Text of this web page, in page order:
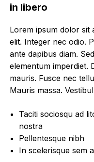
in libero
Lorem ipsum dolor sit
elit. Integer nec odio.
ante dapibus diam.
elementum imperdiet.
mauris. Fusce nec
Mauris massa.
Taciti sociosqu ad
nostra
Pellentesque nibh
In scelerisque sem